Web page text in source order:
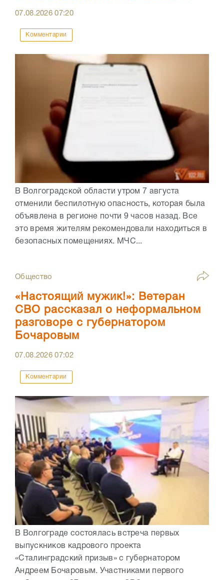
07.08.202607:20
Комментарии
В Волгоградской области утром 7 августа
отменили беспилотную опасность, которая была
объявлена в регионе почти 9 часов назад. Все
это время жителям рекомендовали находиться в
безопасных помещениях. МЧС...
Общество
«Настоящий мужик!»: Ветеран
СВО рассказал о неформальном
разговоре с губернатором
Бочаровым
07.08.202607:02
Комментарии
В Волгограде состоялась встреча первых
выпускников кадрового проекта
«Сталинградский призыв» с губернатором
Андреем Бочаровым. Участниками первого